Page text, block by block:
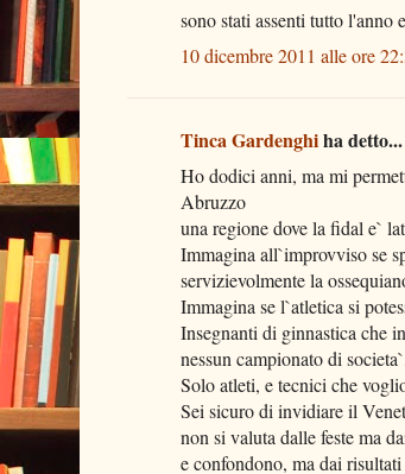
sono stati assenti tutto l'anno
10 dicembre 2011 alle ore
Tinca Gardenghiha detto...
Ho dodici anni, ma mi
Abruzzo
una regione dove la fidal e`
Immagina all`improvviso se
servizievolmente la
Immagina se l`atletica si
Insegnanti di ginnastica che
nessun campionato di
Solo atleti, e tecnici che
Sei sicuro di invidiare il
non si valuta dalle feste ma
e confondono, ma dai